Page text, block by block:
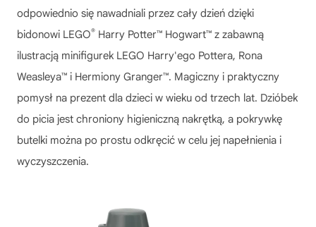
odpowiednio się nawadniali przez cały dzień dzięki
bidonowi LEGO® Harry Potter™ Hogwart™ z zabawną
ilustracją minifigurek LEGO Harry'ego Pottera, Rona
Weasleya™ i Hermiony Granger™. Magiczny i praktyczny
pomysł na prezent dla dzieci w wieku od trzech lat. Dzióbek
do picia jest chroniony higieniczną nakrętką, a pokrywkę
butelki można po prostu odkręcić w celu jej napełnienia i
wyczyszczenia.